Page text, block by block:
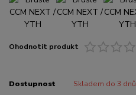
Ohodnotit produkt
Dostupnost Skladem do 3 dnů